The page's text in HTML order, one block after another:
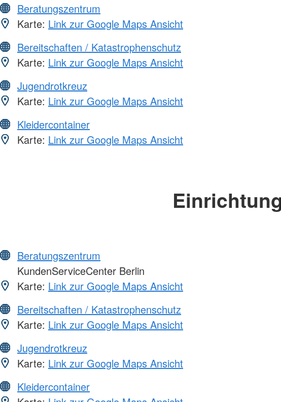
Beratungszentrum
Karte: Link zur Google Maps Ansicht
Bereitschaften / Katastrophenschutz
Karte: Link zur Google Maps Ansicht
Jugendrotkreuz
Karte: Link zur Google Maps Ansicht
Kleidercontainer
Karte: Link zur Google Maps Ansicht
Beratungszentrum
KundenServiceCenter Berlin
Karte: Link zur Google Maps Ansicht
Bereitschaften / Katastrophenschutz
Karte: Link zur Google Maps Ansicht
Jugendrotkreuz
Karte: Link zur Google Maps Ansicht
Kleidercontainer